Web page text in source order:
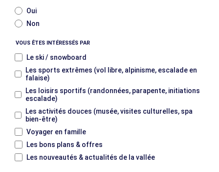
Oui
Non
VOUS ÊTES INTÉRESSÉS PAR
Le ski / snowboard
Les sports extrêmes (vol libre, alpinisme, escalade en
falaise)
Les loisirs sportifs (randonnées, parapente, initiations
escalade)
Les activités douces (musée, visites culturelles, spa
bien-être)
Voyager en famille
Les bons plans & offres
Les nouveautés & actualités de la vallée